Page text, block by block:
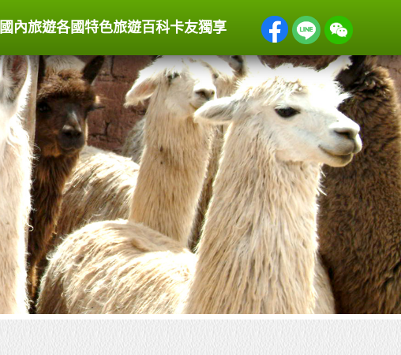
國內旅遊各國特色旅遊百科卡友獨享